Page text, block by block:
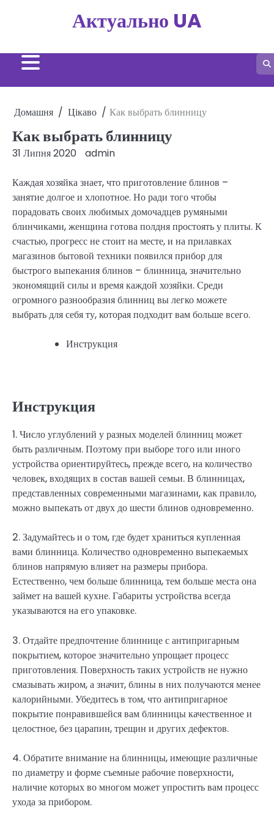
Актуально UA
Домашня Цікаво Как выбрать блинницу
Как выбрать блинницу
31 Липня 2020 admin
Каждая хозяйка знает, что приготовление блинов –
занятие долгое и хлопотное. Но ради того чтобы
порадовать своих любимых домочадцев румяными
блинчиками, женщина готова полдня простоять у плиты. К
счастью, прогресс не стоит на месте, и на прилавках
магазинов бытовой техники появился прибор для
быстрого выпекания блинов – блинница, значительно
экономящий силы и время каждой хозяйки. Среди
огромного разнообразия блинниц вы легко можете
выбрать для себя ту, которая подходит вам больше всего.
Инструкция
Инструкция
1. Число углублений у разных моделей блинниц может
быть различным. Поэтому при выборе того или иного
устройства ориентируйтесь, прежде всего, на количество
человек, входящих в состав вашей семьи. В блинницах,
представленных современными магазинами, как правило,
можно выпекать от двух до шести блинов одновременно.
2. Задумайтесь и о том, где будет храниться купленная
вами блинница. Количество одновременно выпекаемых
блинов напрямую влияет на размеры прибора.
Естественно, чем больше блинница, тем больше места она
займет на вашей кухне. Габариты устройства всегда
указываются на его упаковке.
3. Отдайте предпочтение блиннице с антипригарным
покрытием, которое значительно упрощает процесс
приготовления. Поверхность таких устройств не нужно
смазывать жиром, а значит, блины в них получаются менее
калорийными. Убедитесь в том, что антипригарное
покрытие понравившейся вам блинницы качественное и
целостное, без царапин, трещин и других дефектов.
4. Обратите внимание на блинницы, имеющие различные
по диаметру и форме съемные рабочие поверхности,
наличие которых во многом может упростить вам процесс
ухода за прибором.